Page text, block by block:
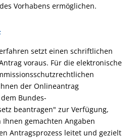
Vorhabens ermöglichen.
setzt einen schriftlichen
voraus. Für die elektronische
derOnlineantrag
Bundes-
beantragen" zur Verfügung,
gemachten Angaben
Antragsprozess leitet und gezielt